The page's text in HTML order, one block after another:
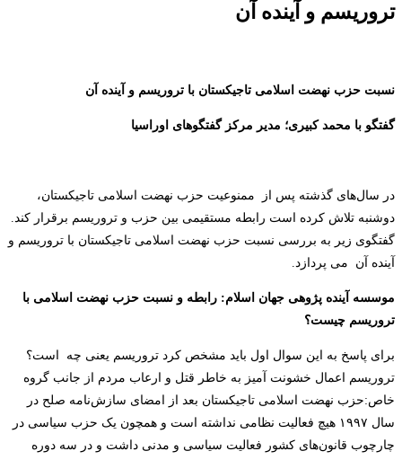
تروریسم و آینده آن
نسبت حزب نهضت اسلامی تاجیکستان با تروریسم و آینده آن
گفتگو با محمد کبیری؛ مدیر مرکز گفتگوهای اوراسیا
در سال‌های گذشته پس از
ممنوعیت حزب نهضت اسلامی تاجیکستان،
دوشنبه تلاش کرده است رابطه مستقیمی بین حزب و تروریسم برقرار کند.
گفتگوی زیر به بررسی نسبت حزب نهضت اسلامی تاجیکستان با تروریسم و
آینده آن
می پردازد.
موسسه آینده پژوهی جهان اسلام: رابطه و نسبت حزب نهضت اسلامی با
تروریسم چیست؟
برای پاسخ به این سوال اول باید مشخص کرد تروریسم یعنی چه است؟
تروریسم اعمال خشونت آمیز به خاطر قتل و ارعاب مردم از جانب گروه
خاص:حزب نهضت اسلامی تاجیکستان بعد از امضای سازش‌نامه صلح در
سال ۱۹۹۷ هیچ فعالیت نظامی نداشته است و همچون یک حزب سیاسی در
چارچوب قانون‌های کشور فعالیت سیاسی و مدنی داشت و در سه دوره